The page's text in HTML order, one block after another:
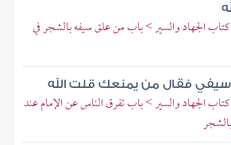
الجهاد والسير > باب من علق سيفه بالشجر في
سيفي فقال من يمنعك قلت الله
الجهاد والسير > باب تفرق الناس عن الإمام عند